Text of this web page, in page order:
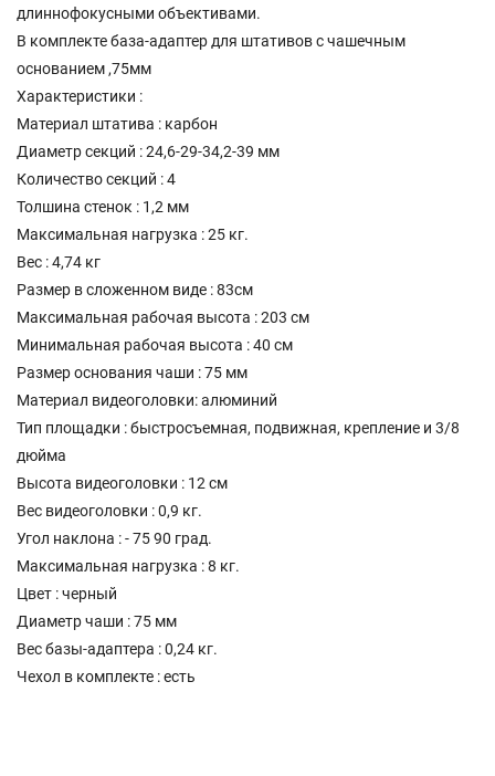
длиннофокусными объективами.
В комплекте база-адаптер для штативов с чашечным
основанием ,75мм
Характеристики :
Материал штатива : карбон
Диаметр секций : 24,6-29-34,2-39 мм
Количество секций : 4
Толшина стенок : 1,2 мм
Максимальная нагрузка : 25 кг.
Вес : 4,74 кг
Размер в сложенном виде : 83см
Максимальная рабочая высота : 203 см
Минимальная рабочая высота : 40 см
Размер основания чаши : 75 мм
Материал видеоголовки: алюминий
Тип площадки : быстросъемная, подвижная, крепление и 3/8
дюйма
Высота видеоголовки : 12 см
Вес видеоголовки : 0,9 кг.
Угол наклона : - 75 90 град.
Максимальная нагрузка : 8 кг.
Цвет : черный
Диаметр чаши : 75 мм
Вес базы-адаптера : 0,24 кг.
Чехол в комплекте : есть